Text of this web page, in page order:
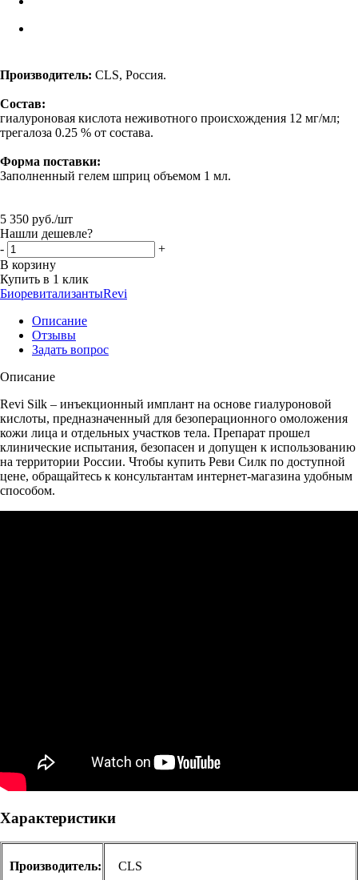
Производитель: CLS, Россия.
Состав:
гиалуроновая кислота неживотного происхождения 12 мг/мл;
трегалоза 0.25 % от состава.
Форма поставки:
Заполненный гелем шприц объемом 1 мл.
5 350 руб./шт
Нашли дешевле?
-
+
В корзину
Купить в 1 клик
БиоревитализантыRevi
Описание
Отзывы
Задать вопрос
Описание
Revi Silk – инъекционный имплант на основе гиалуроновой
кислоты, предназначенный для безоперационного омоложения
кожи лица и отдельных участков тела. Препарат прошел
клинические испытания, безопасен и допущен к использованию
на территории России. Чтобы купить Реви Силк по доступной
цене, обращайтесь к консультантам интернет-магазина удобным
способом.
Характеристики
Производитель: CLS